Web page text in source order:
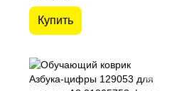
Купить